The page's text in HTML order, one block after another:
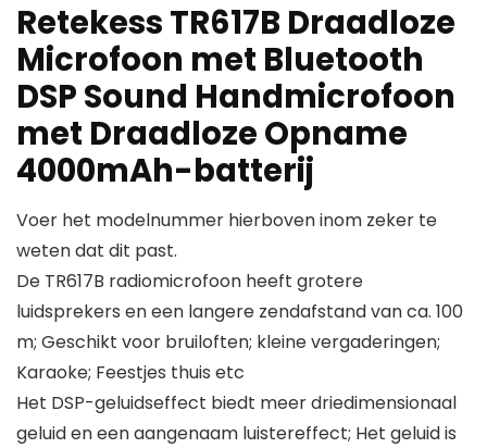
Retekess TR617B Draadloze
Microfoon met Bluetooth
DSP Sound Handmicrofoon
met Draadloze Opname
4000mAh-batterij
Voer het modelnummer hierboven inom zeker te
weten dat dit past.
De TR617B radiomicrofoon heeft grotere
luidsprekers en een langere zendafstand van ca. 100
m; Geschikt voor bruiloften; kleine vergaderingen;
Karaoke; Feestjes thuis etc
Het DSP-geluidseffect biedt meer driedimensionaal
geluid en een aangenaam luistereffect; Het geluid is